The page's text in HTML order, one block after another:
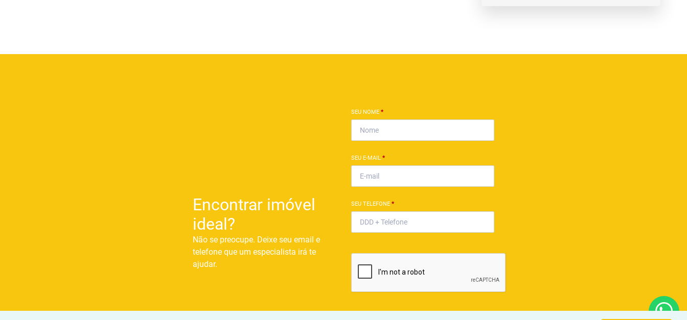
Encontrar imóvel
ideal?
Não se preocupe. Deixe seu email e
telefone que um especialista irá te
ajudar.
SEU NOME *
SEU E-MAIL *
SEU TELEFONE *